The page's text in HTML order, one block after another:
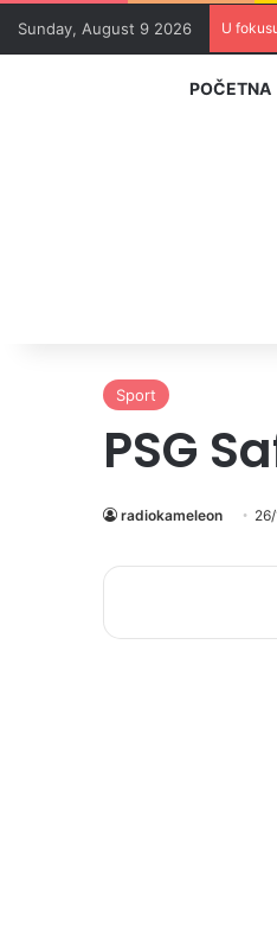
Sunday, August 9 2026 U
POČETNA
Sport
PSG
radiokameleon